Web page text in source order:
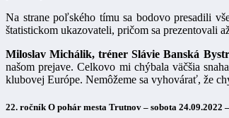
Na strane poľského tímu sa bodovo presadili
štatistickom ukazovateli, pričom sa prezentovali
Miloslav Michálik, tréner Slávie Banská
našom prejave. Celkovo mi chýbala väčšia
klubovej Európe. Nemôžeme sa vyhovárať, že
22. ročník O pohár mesta Trutnov – sobota 24.09.2022